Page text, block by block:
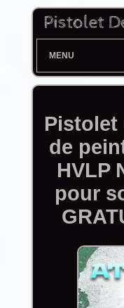
MENU
Pistolet
de
HVLP
pour